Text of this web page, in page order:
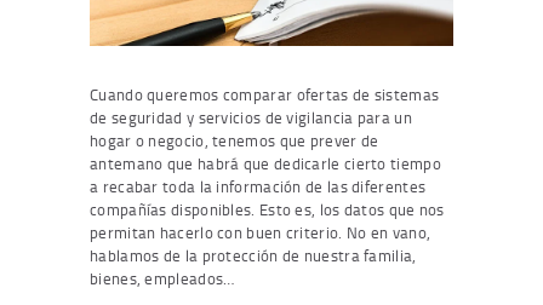
Cuando queremos comparar ofertas de sistemas
de seguridad y servicios de vigilancia para un
hogar o negocio, tenemos que prever de
antemano que habrá que dedicarle cierto tiempo
a recabar toda la información de las diferentes
compañías disponibles. Esto es, los datos que nos
permitan hacerlo con buen criterio. No en vano,
hablamos de la protección de nuestra familia,
bienes, empleados…